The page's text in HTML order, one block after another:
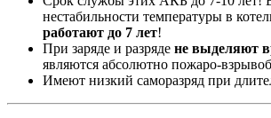
нестабильности температуры в
работают до 7 лет!
При заряде и разряде не выделяют
являются абсолютно пожаро-
Имеют низкий саморазряд при